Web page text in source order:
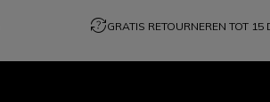
question_exchangeGRATIS RETOURNEREN TOT 15